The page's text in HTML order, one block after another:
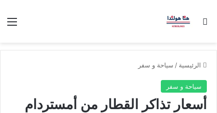
بحث عن
الرئيسية / سياحة و سفر
سياحة و سفر
أسعار تذاكر القطار من أمستردام